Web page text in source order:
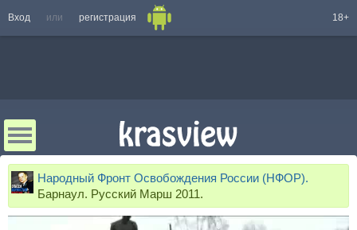
Вход или регистрация 18+
Народный Фронт Освобождения России (НФОР).
Барнаул. Русский Марш 2011.